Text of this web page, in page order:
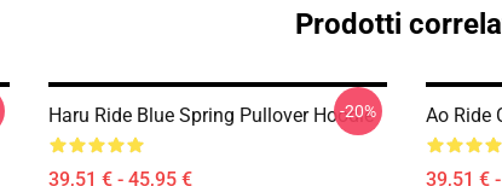
Prodotti
Haru Ride Blue Spring Pullover Hoodie
39,51 € - 45,95 €
-20% Ao Ride
39,51 €